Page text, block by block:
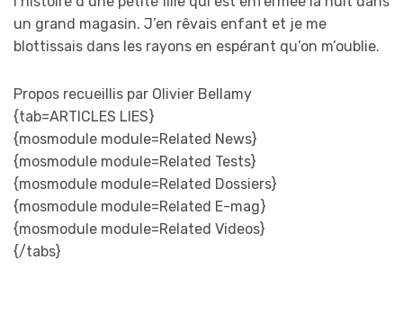
un grand magasin. J’en rêvais enfant et je me
blottissais dans les rayons en espérant qu’on m’oublie.
Propos recueillis par Olivier Bellamy
{tab=ARTICLES LIES}
{mosmodule module=Related News}
{mosmodule module=Related Tests}
{mosmodule module=Related Dossiers}
{mosmodule module=Related E-mag}
{mosmodule module=Related Videos}
{/tabs}